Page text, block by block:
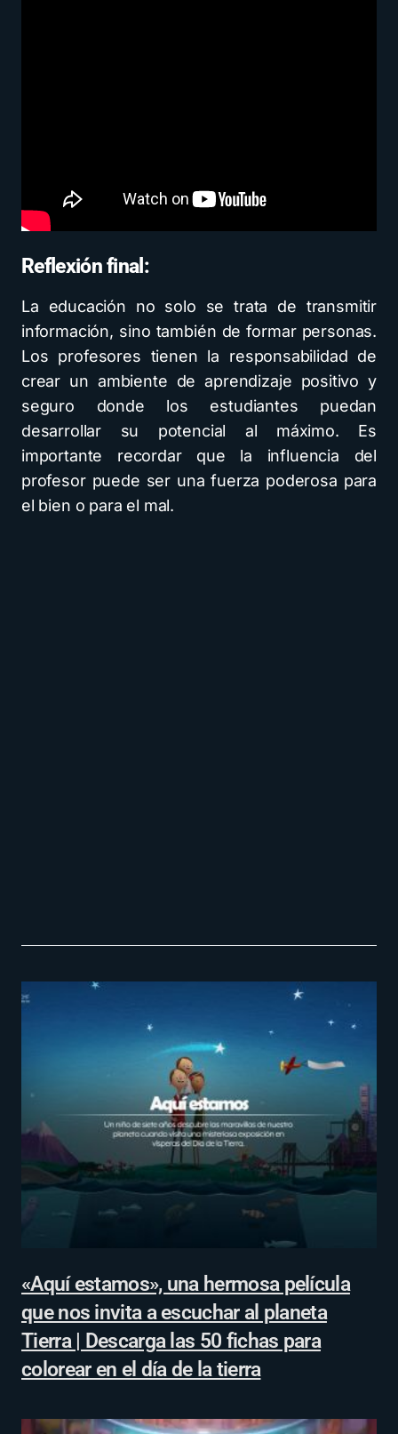
Reflexión final:
La educación no solo se trata de transmitir
información, sino también de formar personas.
Los profesores tienen la responsabilidad de
crear un ambiente de aprendizaje positivo y
seguro donde los estudiantes puedan
desarrollar su potencial al máximo. Es
importante recordar que la influencia del
profesor puede ser una fuerza poderosa para
el bien o para el mal.
«Aquí estamos», una hermosa película
que nos invita a escuchar al planeta
Tierra | Descarga las 50 fichas para
colorear en el día de la tierra